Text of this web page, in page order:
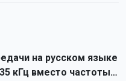
на русском языке
кГц вместо частоты